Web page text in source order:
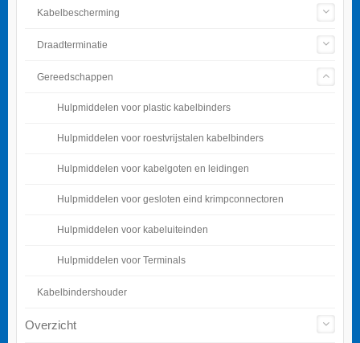
Kabelbescherming
Draadterminatie
Gereedschappen
Hulpmiddelen voor plastic kabelbinders
Hulpmiddelen voor roestvrijstalen kabelbinders
Hulpmiddelen voor kabelgoten en leidingen
Hulpmiddelen voor gesloten eind krimpconnectoren
Hulpmiddelen voor kabeluiteinden
Hulpmiddelen voor Terminals
Kabelbindershouder
Overzicht